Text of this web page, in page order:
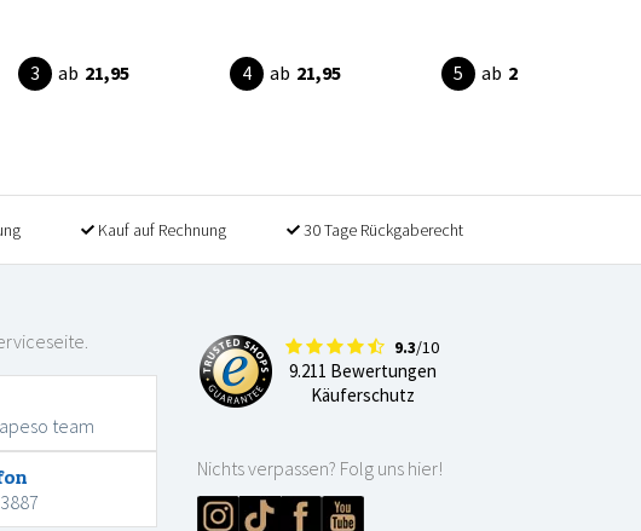
ab 21,95 ab 21,95 ab 21,95
Kauf auf Rechnung 30 Tage Rückgaberecht
team
9.3/10
9.211 Bewertungen
Käuferschutz
Nichts verpassen? Folg uns hier!